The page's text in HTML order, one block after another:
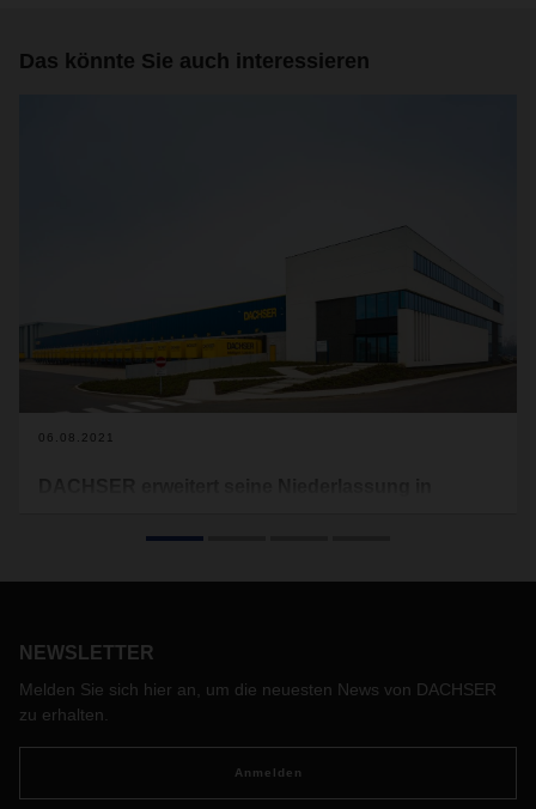
Das könnte Sie auch interessieren
06.08.2021
Belgien. Im Sommer begann der Ausbau der Umschlaghalle
NEWSLETTER
Melden Sie sich hier an, um die neuesten News von DACHSER
zu erhalten.
Anmelden